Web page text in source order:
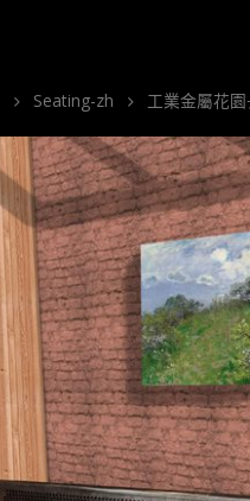
Seating-zh 工業金屬花